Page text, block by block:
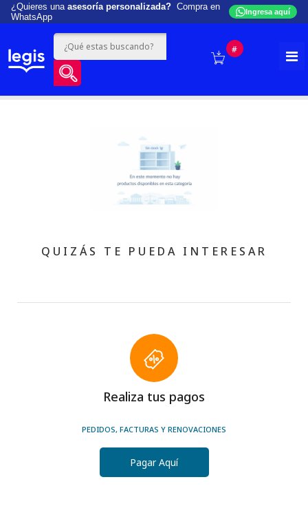
¿Quieres una asesoría personalizada? Compra en
WhatsApp
Ingresa aquí
#
QUIZÁS TE PUEDA INTERESAR
Realiza tus pagos
PEDIDOS, FACTURAS Y RENOVACIONES
Pagar Aquí